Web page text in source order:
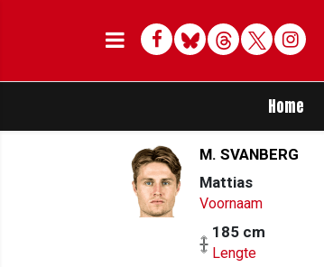
Facebook
BlueskyThreadsTwitter
Home
M. SVANBERG
Mattias
Voornaam
185 cm
Lengte